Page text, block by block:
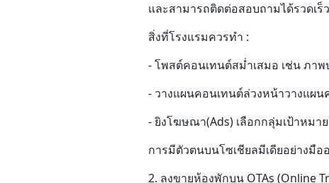
และสามารถติดต่อสอบถามได้รวดเร็ว
สิ่งที่โรงแรมควรทำ :
- โพสต์คอนเทนต์สม่ำเสมอ เช่น ภา
- วางแผนคอนเทนต์ล่วงหน้าวางแผ
- ยิงโฆษณา(Ads) เลือกกลุ่มเป้าหม
การมีตัวตนบนโซเชียลมีเดียอย่างมื
2. ลงขายห้องพักบน OTAs (Online